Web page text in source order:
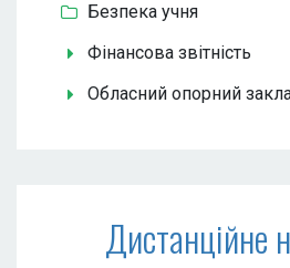
Безпека учня
Фінансова звітність
Обласний опорний
Дистанційне